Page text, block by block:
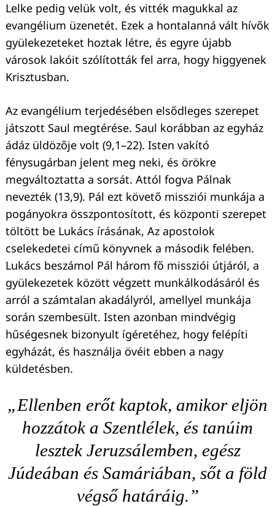
Lelke pedig velük volt, és vitték magukkal az
evangélium üzenetét. Ezek a hontalanná vált hívők
gyülekezeteket hoztak létre, és egyre újabb
városok lakóit szólították fel arra, hogy higgyenek
Krisztusban.
Az evangélium terjedésében elsődleges szerepet
játszott Saul megtérése. Saul korábban az egyház
ádáz üldözője volt (9,1–22). Isten vakító
fénysugárban jelent meg neki, és örökre
megváltoztatta a sorsát. Attól fogva Pálnak
nevezték (13,9). Pál ezt követő missziói munkája a
pogányokra összpontosított, és központi szerepet
töltött be Lukács írásának, Az apostolok
cselekedetei című könyvnek a második felében.
Lukács beszámol Pál három fő missziói útjáról, a
gyülekezetek között végzett munkálkodásáról és
arról a számtalan akadályról, amellyel munkája
során szembesült. Isten azonban mindvégig
hűségesnek bizonyult ígéretéhez, hogy felépíti
egyházát, és használja övéit ebben a nagy
küldetésben.
„Ellenben erőt kaptok, amikor eljön
hozzátok a Szentlélek, és tanúim
lesztek Jeruzsálemben, egész
Júdeában és Samáriában, sőt a föld
végső határáig.”